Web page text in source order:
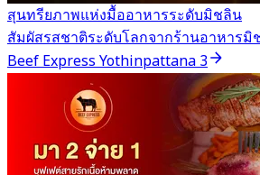
สุนทรียภาพแห่งมื้ออาหารระดับมิชลิน
Beef Express Yothinpattana 3